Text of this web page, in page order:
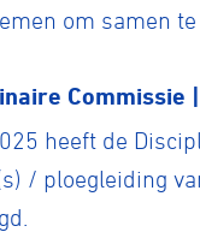
om samen
Commissie
heeft de
/ ploegleiding